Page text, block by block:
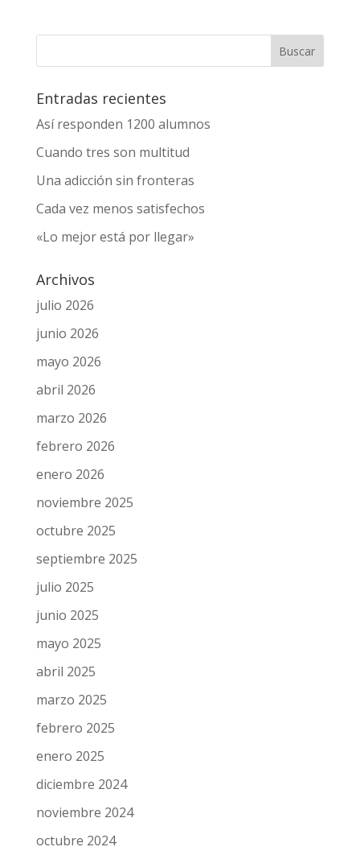
Entradas recientes
Así responden 1200 alumnos
Cuando tres son multitud
Una adicción sin fronteras
Cada vez menos satisfechos
«Lo mejor está por llegar»
Archivos
julio 2026
junio 2026
mayo 2026
abril 2026
marzo 2026
febrero 2026
enero 2026
noviembre 2025
octubre 2025
septiembre 2025
julio 2025
junio 2025
mayo 2025
abril 2025
marzo 2025
febrero 2025
enero 2025
diciembre 2024
noviembre 2024
octubre 2024